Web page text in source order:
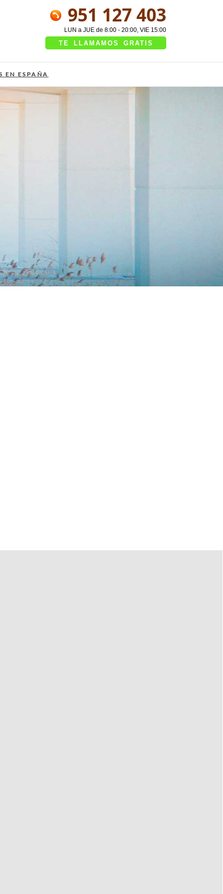
951 127 403
LUN a JUE de 8:00 - 20:00, VIE 15:00
TE LLAMAMOS GRATIS
EN ESPAÑA